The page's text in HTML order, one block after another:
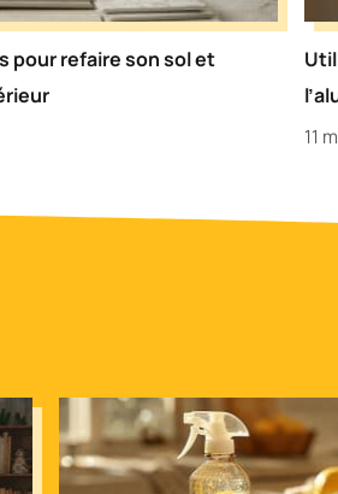
pour refaire son sol et
11